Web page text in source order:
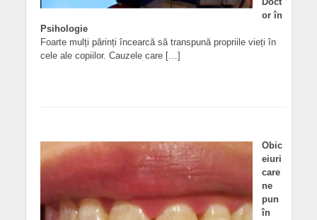
or în
Psihologie
Foarte mulți părinți încearcă să transpună propriile vieți în
cele ale copiilor. Cauzele care […]
Obic
eiuri
care
ne
pun
în